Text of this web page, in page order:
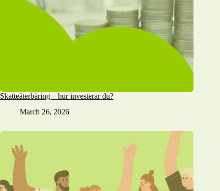
Skatteåterbäring – hur investerar du?
March 26, 2026